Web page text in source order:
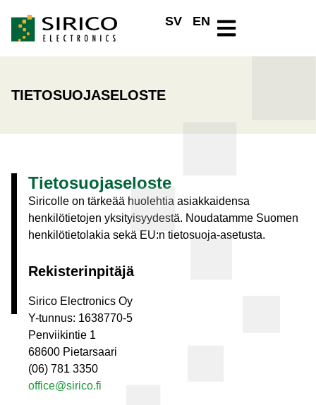
SV EN
TIETOSUOJASELOSTE
Tietosuojaseloste
Siricolle on tärkeää huolehtia asiakkaidensa
henkilötietojen yksityisyydestä. Noudatamme Suomen
henkilötietolakia sekä EU:n tietosuoja-asetusta.
Rekisterinpitäjä
Sirico Electronics Oy
Y-tunnus: 1638770-5
Penviikintie 1
68600 Pietarsaari
(06) 781 3350
office@sirico.fi